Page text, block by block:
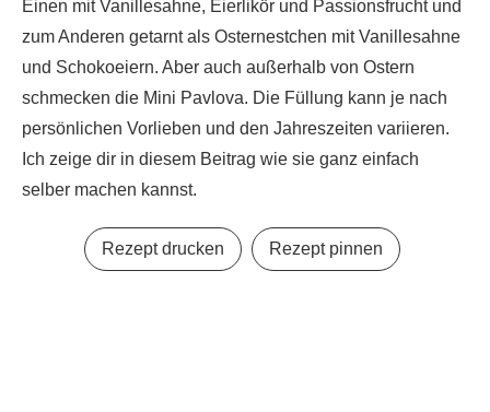
Einen mit Vanillesahne, Eierlikör und Passionsfrucht und
zum Anderen getarnt als Osternestchen mit Vanillesahne
und Schokoeiern. Aber auch außerhalb von Ostern
schmecken die Mini Pavlova. Die Füllung kann je nach
persönlichen Vorlieben und den Jahreszeiten variieren.
Ich zeige dir in diesem Beitrag wie sie ganz einfach
selber machen kannst.
Rezept drucken Rezept pinnen